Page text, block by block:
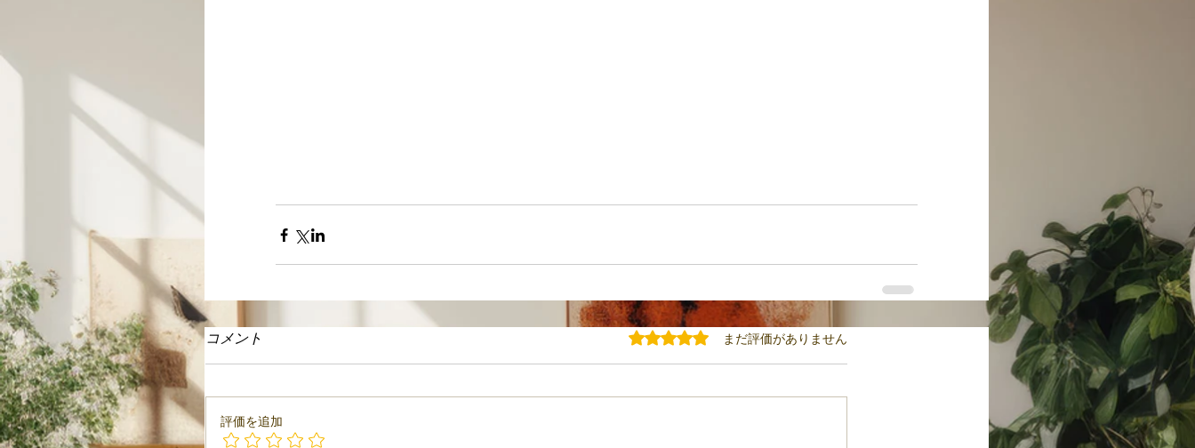
コメント 5つ星のうち0と評価されています。
まだ評価がありません
評価を追加